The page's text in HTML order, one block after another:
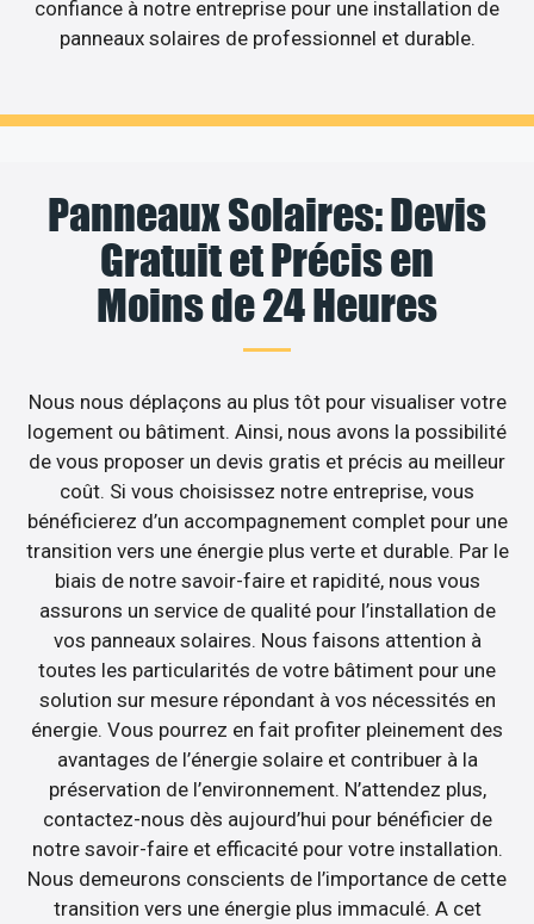
confiance à notre entreprise pour une installation de
panneaux solaires de professionnel et durable.
Panneaux Solaires: Devis
Gratuit et Précis en
Moins de 24 Heures
Nous nous déplaçons au plus tôt pour visualiser votre
logement ou bâtiment. Ainsi, nous avons la possibilité
de vous proposer un devis gratis et précis au meilleur
coût. Si vous choisissez notre entreprise, vous
bénéficierez d’un accompagnement complet pour une
transition vers une énergie plus verte et durable. Par le
biais de notre savoir-faire et rapidité, nous vous
assurons un service de qualité pour l’installation de
vos panneaux solaires. Nous faisons attention à
toutes les particularités de votre bâtiment pour une
solution sur mesure répondant à vos nécessités en
énergie. Vous pourrez en fait profiter pleinement des
avantages de l’énergie solaire et contribuer à la
préservation de l’environnement. N’attendez plus,
contactez-nous dès aujourd’hui pour bénéficier de
notre savoir-faire et efficacité pour votre installation.
Nous demeurons conscients de l’importance de cette
transition vers une énergie plus immaculé. A cet